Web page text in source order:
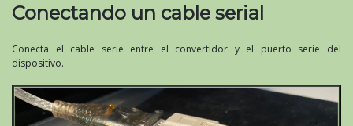
Conectando un cable serial
Conecta el cable serie entre el convertidor y el puerto serie del
dispositivo.